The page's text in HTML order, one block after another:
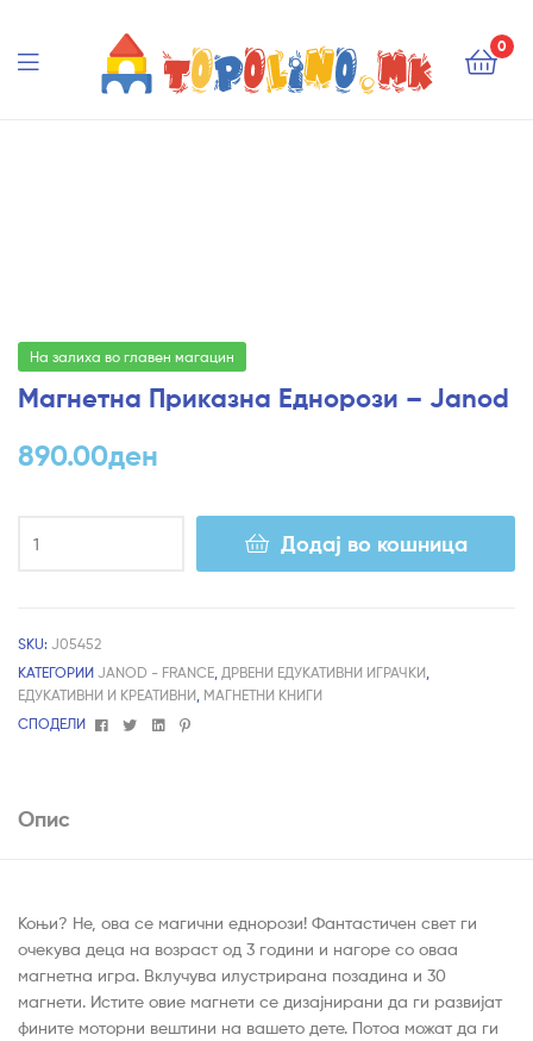
0
На залиха во главен магацин
Магнетна Приказна Еднорози – Janod
890.00ден
Додај во кошница
SKU: J05452
КАТЕГОРИИ JANOD - FRANCE, ДРВЕНИ ЕДУКАТИВНИ ИГРАЧКИ,
ЕДУКАТИВНИ И КРЕАТИВНИ, МАГНЕТНИ КНИГИ
СПОДЕЛИ
FacebookTwitterLinkedin
Pinterest
Опис
Коњи? Не, ова се магични еднорози! Фантастичен свет ги
очекува деца на возраст од 3 години и нагоре со оваа
магнетна игра. Вклучува илустрирана позадина и 30
магнети. Истите овие магнети се дизајнирани да ги развијат
фините моторни вештини на вашето дете. Потоа можат да ги